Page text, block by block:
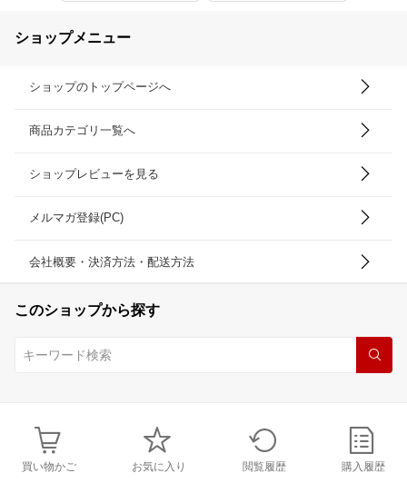
ショップメニュー
ショップのトップページへ
商品カテゴリ一覧へ
ショップレビューを見る
メルマガ登録(PC)
会社概要・決済方法・配送方法
このショップから探す
買い物かご お気に入り 閲覧履歴 購入履歴